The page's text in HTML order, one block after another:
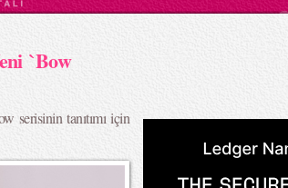
`Bow
serisinin tanıtımı için